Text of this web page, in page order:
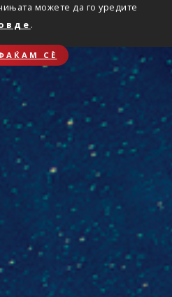
можете да го уредите
.
СЀ